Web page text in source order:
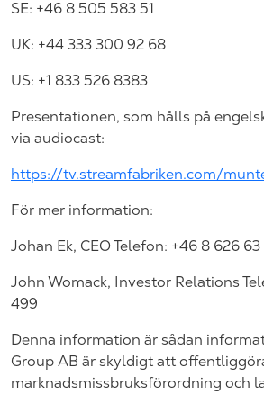
SE: +46 8 505 583 51
UK: +44 333 300 92 68
US: +1 833 526 8383
Presentationen, som hålls på
via audiocast:
https://tv.streamfabriken.com/
För mer information:
Johan Ek, CEO Telefon: +46 8 626 63
John Womack, Investor Relations
499
Denna information är sådan
Group AB är skyldigt att
marknadsmissbruksförordning och